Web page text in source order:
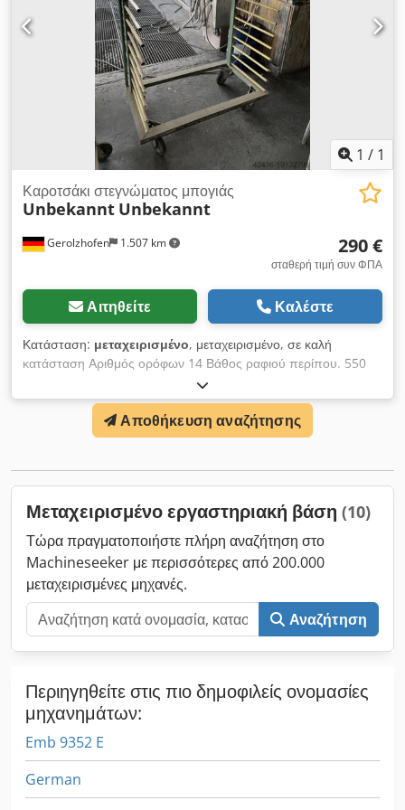
1 / 1
Gerolzhofen 1.507 km
Καροτσάκι στεγνώματος μπογιάς
Unbekannt Unbekannt
290 €
σταθερή τιμή συν ΦΠΑ
Αιτηθείτε Καλέστε
Κατάσταση: μεταχειρισμένο, μεταχειρισμένο, σε καλή
κατάσταση Αριθμός ορόφων 14 Βάθος ραφιού περίπου. 550
χιλιοστά Απαιτούμενος χώρος περίπου. 1200 χιλ. x 800 χιλ. x
175 χιλ. Τοποθεσία αποθήκευσης 97447 Gerolzhofen,
ελεύθερο φορτωμένο, αποσυσκευασμένο Παράδοση στην
τρέχουσα κατάσταση όπως επιθεωρήθηκε, Djdpfewi Rn Dox
Αποθήκευση αναζήτησης
Μεταχειρισμένο εργαστηριακή βάση (10)
Τώρα πραγματοποιήστε πλήρη αναζήτηση στο
Machineseeker με περισσότερες από 200.000
μεταχειρισμένες μηχανές.
Αναζήτηση
Περιηγηθείτε στις πιο δημοφιλείς ονομασίες
μηχανημάτων:
Emb 9352 E
German